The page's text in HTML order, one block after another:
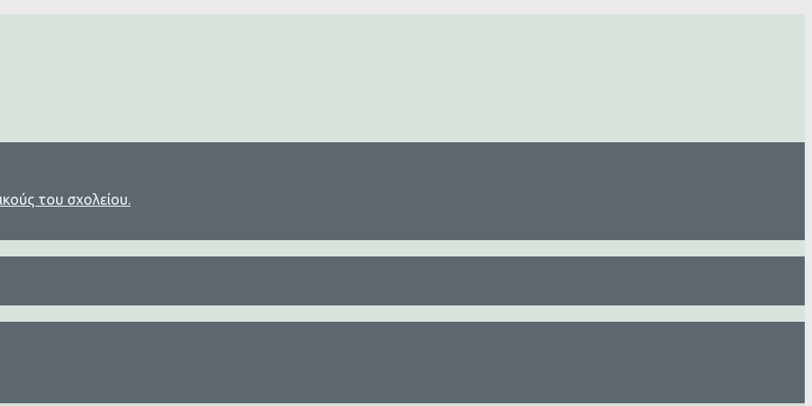
του σχολείου.